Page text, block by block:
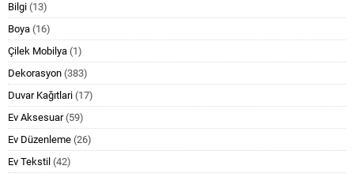
Bilgi (13)
Boya (16)
Çilek Mobilya (1)
Dekorasyon (383)
Duvar Kağıtlari (17)
Ev Aksesuar(59)
Ev Düzenleme (26)
Ev Tekstil (42)